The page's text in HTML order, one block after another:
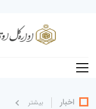
اخبار بيشتر